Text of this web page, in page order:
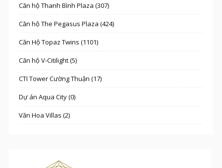
Căn hộ Thanh Bình Plaza (307)
Căn hộ The Pegasus Plaza (424)
Căn Hộ Topaz Twins (1101)
Căn hộ V-Citilight (5)
CTI Tower Cường Thuận (17)
Dự án Aqua City (0)
Văn Hoa Villas (2)